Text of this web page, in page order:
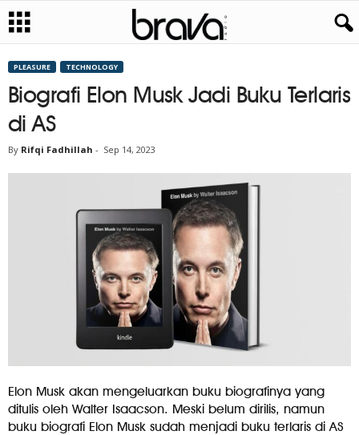
PLEASURE TECHNOLOGY
Biografi Elon Musk Jadi Buku Terlaris
di AS
By Rifqi Fadhillah - Sep 14, 2023
Elon Musk akan mengeluarkan buku biografinya yang
ditulis oleh Walter Isaacson. Meski belum dirilis, namun
buku biografi Elon Musk sudah menjadi buku terlaris di AS